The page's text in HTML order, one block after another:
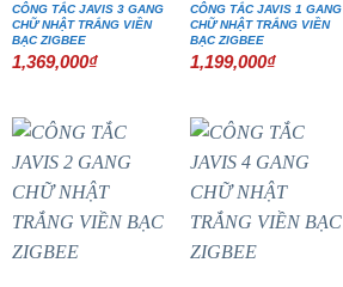
CÔNG TẮC JAVIS 3 GANG
CHỮ NHẬT TRẮNG VIỀN
BẠC ZIGBEE
1,369,000₫
CÔNG TẮC JAVIS 1 GANG
CHỮ NHẬT TRẮNG VIỀN
BẠC ZIGBEE
1,199,000₫